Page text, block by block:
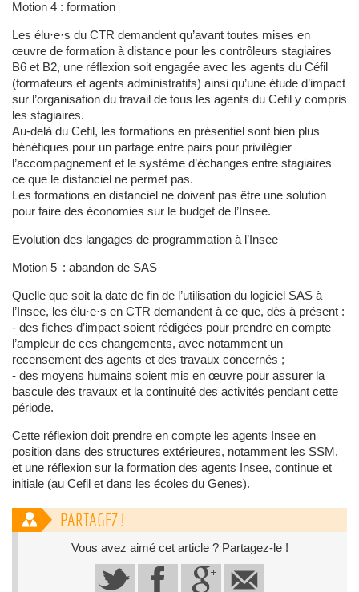
Motion 4 : formation
Les élu·e·s du CTR demandent qu’avant toutes mises en
œuvre de formation à distance pour les contrôleurs stagiaires
B6 et B2, une réflexion soit engagée avec les agents du Céfil
(formateurs et agents administratifs) ainsi qu’une étude d’impact
sur l’organisation du travail de tous les agents du Cefil y compris
les stagiaires.
Au-delà du Cefil, les formations en présentiel sont bien plus
bénéfiques pour un partage entre pairs pour privilégier
l’accompagnement et le système d’échanges entre stagiaires
ce que le distanciel ne permet pas.
Les formations en distanciel ne doivent pas être une solution
pour faire des économies sur le budget de l’Insee.
Evolution des langages de programmation à l’Insee
Motion 5 : abandon de SAS
Quelle que soit la date de fin de l’utilisation du logiciel SAS à
l’Insee, les élu·e·s en CTR demandent à ce que, dès à présent :
- des fiches d’impact soient rédigées pour prendre en compte
l’ampleur de ces changements, avec notamment un
recensement des agents et des travaux concernés ;
- des moyens humains soient mis en œuvre pour assurer la
bascule des travaux et la continuité des activités pendant cette
période.
Cette réflexion doit prendre en compte les agents Insee en
position dans des structures extérieures, notamment les SSM,
et une réflexion sur la formation des agents Insee, continue et
initiale (au Cefil et dans les écoles du Genes).
PARTAGEZ !
Vous avez aimé cet article ? Partagez-le !